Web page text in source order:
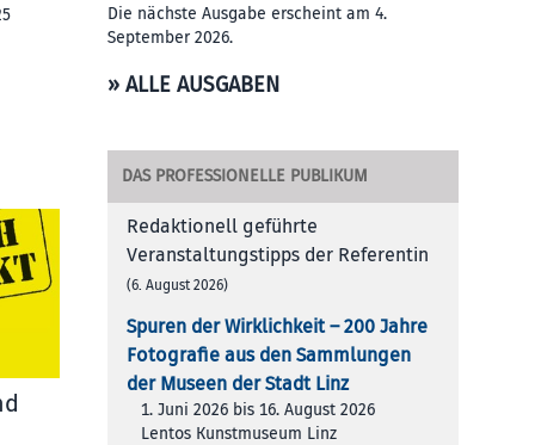
Die nächste Ausgabe erscheint am 4.
September 2026.
» ALLE AUSGABEN
DAS PROFESSIONELLE PUBLIKUM
Redaktionell geführte
Veranstaltungstipps der Referentin
(6. August 2026)
Spuren der Wirklichkeit – 200 Jah­re
Foto­gra­fie aus den Samm­lun­gen
der Muse­en der Stadt Linz
1. Juni 2026 bis 16. August 2026
Lentos Kunstmuseum Linz